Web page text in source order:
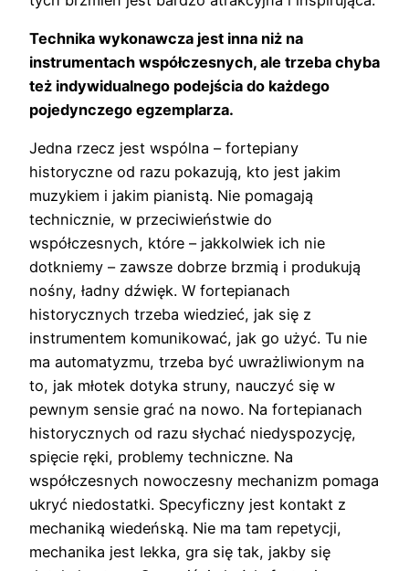
Technika wykonawcza jest inna niż na
instrumentach współczesnych, ale trzeba chyba
też indywidualnego podejścia do każdego
pojedynczego egzemplarza.
Jedna rzecz jest wspólna – fortepiany
historyczne od razu pokazują, kto jest jakim
muzykiem i jakim pianistą. Nie pomagają
technicznie, w przeciwieństwie do
współczesnych, które – jakkolwiek ich nie
dotkniemy – zawsze dobrze brzmią i produkują
nośny, ładny dźwięk. W fortepianach
historycznych trzeba wiedzieć, jak się z
instrumentem komunikować, jak go użyć. Tu nie
ma automatyzmu, trzeba być uwrażliwionym na
to, jak młotek dotyka struny, nauczyć się w
pewnym sensie grać na nowo. Na fortepianach
historycznych od razu słychać niedyspozycję,
spięcie ręki, problemy techniczne. Na
współczesnych nowoczesny mechanizm pomaga
ukryć niedostatki. Specyficzny jest kontakt z
mechaniką wiedeńską. Nie ma tam repetycji,
mechanika jest lekka, gra się tak, jakby się